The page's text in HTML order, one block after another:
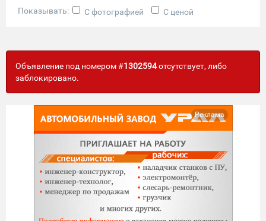
Показывать: С фотографией С ценой
Объявление под номером #1302594отсутствует, либо
заблокировано.
Реклама